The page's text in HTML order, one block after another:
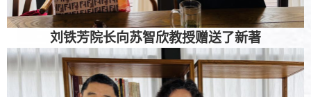
刘铁芳院长向苏智欣教授赠送了新著